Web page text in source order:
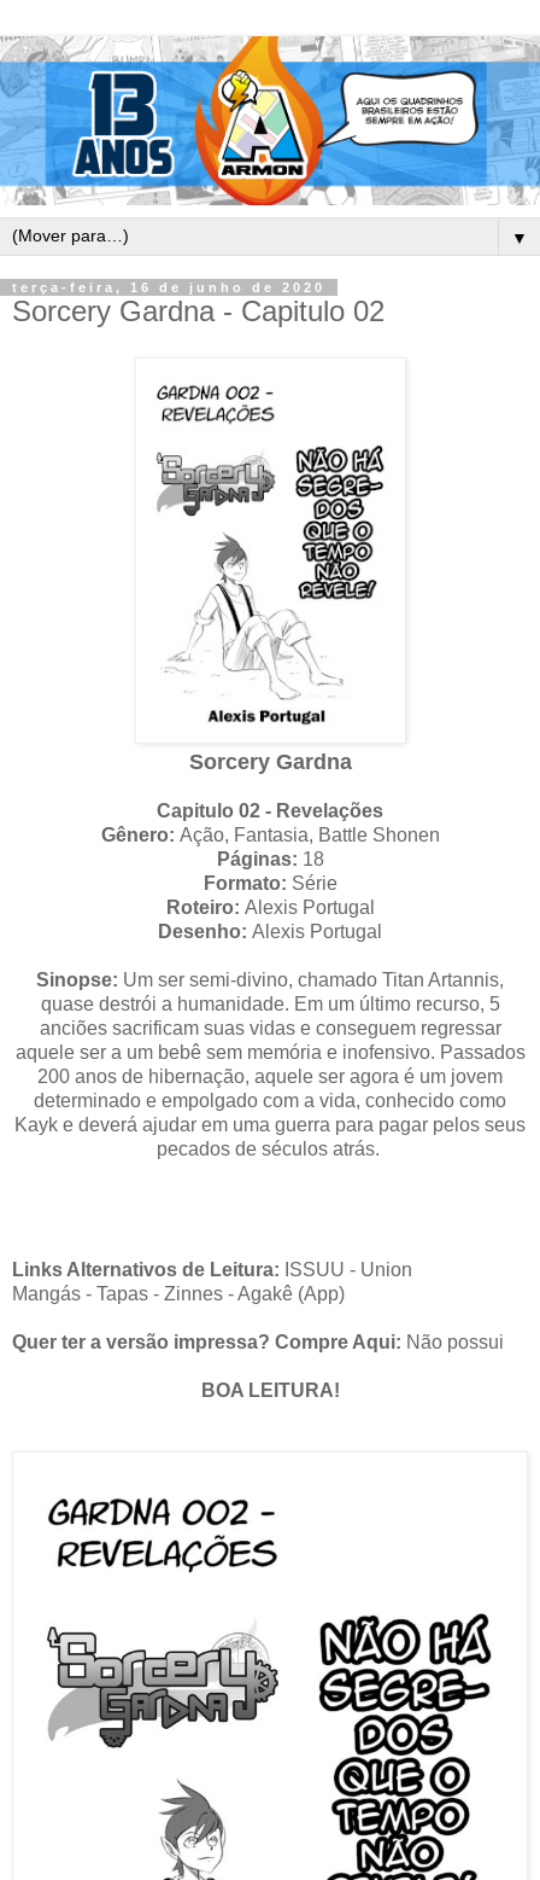
▼
terça-feira, 16 de junho de 2020
Sorcery Gardna - Capitulo 02
Sorcery Gardna
Capitulo 02 - Revelações
Gênero: Ação, Fantasia, Battle Shonen
Páginas: 18
Formato: Série
Roteiro: Alexis Portugal
Desenho: Alexis Portugal
Sinopse: Um ser semi-divino, chamado Titan Artannis,
quase destrói a humanidade. Em um último recurso, 5
anciões sacrificam suas vidas e conseguem regressar
aquele ser a um bebê sem memória e inofensivo. Passados
200 anos de hibernação, aquele ser agora é um jovem
determinado e empolgado com a vida, conhecido como
Kayk e deverá ajudar em uma guerra para pagar pelos seus
pecados de séculos atrás.
Links Alternativos de Leitura: ISSUU - Union
Mangás - Tapas - Zinnes - Agakê (App)
Quer ter a versão impressa? Compre Aqui: Não possui
BOA LEITURA!